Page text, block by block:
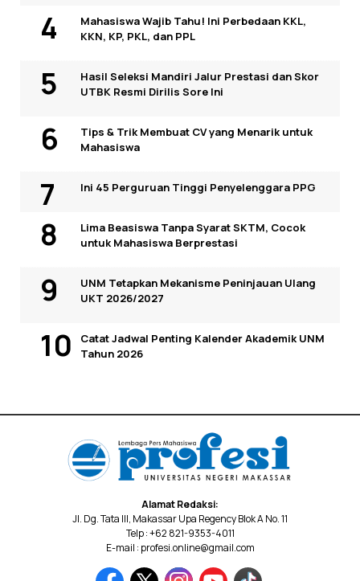
Mahasiswa Wajib Tahu! Ini Perbedaan KKL,
KKN, KP, PKL, dan PPL
Hasil Seleksi Mandiri Jalur Prestasi dan Skor
UTBK Resmi Dirilis Sore Ini
Tips & Trik Membuat CV yang Menarik untuk
Mahasiswa
Ini 45 Perguruan Tinggi Penyelenggara PPG
Lima Beasiswa Tanpa Syarat SKTM, Cocok
untuk Mahasiswa Berprestasi
UNM Tetapkan Mekanisme Peninjauan Ulang
UKT 2026/2027
Catat Jadwal Penting Kalender Akademik UNM
Tahun 2026
Alamat Redaksi:
Jl. Dg. Tata III, Makassar Upa Regency Blok A No. 11
Telp : +62 821-9353-4011
E-mail : profesi.online@gmail.com